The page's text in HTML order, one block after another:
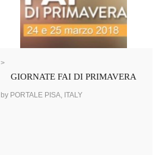
>
GIORNATE FAI DI PRIMAVERA
by PORTALE PISA, ITALY